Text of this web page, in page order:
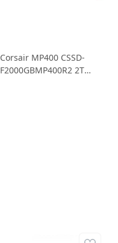
Corsair MP400 CSSD-
F2000GBMP400R2 2TB